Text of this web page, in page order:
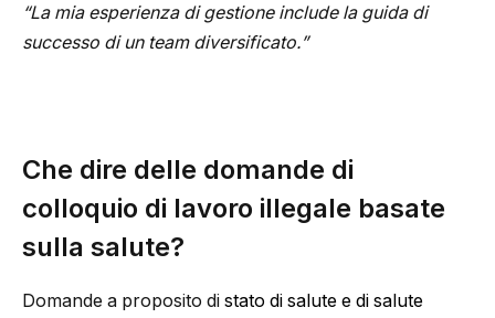
“La mia esperienza di gestione include la guida di
successo di un team diversificato.”
Che dire delle domande di
colloquio di lavoro illegale basate
sulla salute?
Domande a proposito di stato di salute e di salute